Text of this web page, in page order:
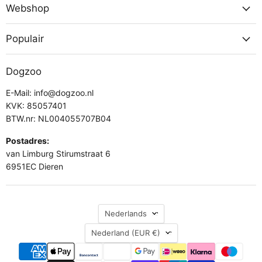
Webshop
Populair
Dogzoo
E-Mail: info@dogzoo.nl
KVK: 85057401
BTW.nr: NL004055707B04
Postadres:
van Limburg Stirumstraat 6
6951EC Dieren
Taal
Nederlands
Land
Nederland (EUR €)